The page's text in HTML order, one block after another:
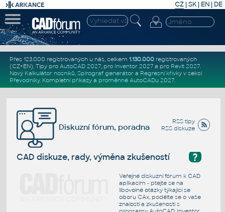
CZ | SK| EN | DE
Přes 123.000 registrovaných u nás, celkem 1.130.000registrovaných
(CZ+EN). Tipy pro AutoCAD 2027, pro Inventor 2027a pro Revit 2027.
Nový Kalkulátor nosníků, Spirograf generátor a Regresní křivkyv sekci
Převodníky. Kompletní příkazya proměnné AutoCADu 2027.
RSS tipy
RSS diskuze
Diskuzní fórum, poradna
?
CAD diskuze, rady, výměna zkušeností
Veřejné diskuzní fórum k CAD
aplikacím - ptejte se na
libovolné otázky týkající se
oboru CAx, podělte se o vaše
znalosti a zkušenosti s